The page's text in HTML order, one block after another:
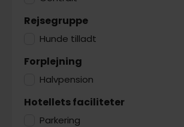
Rejsegruppe
Hunde tilladt
Forplejning
Halvpension
Hotellets faciliteter
Parkering